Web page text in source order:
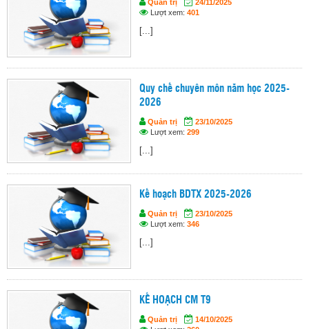
Quản trị
24/11/2025
Lượt xem: 401
[...]
Quy chế chuyên môn năm học 2025-
2026
Quản trị
23/10/2025
Lượt xem: 299
[...]
Kế hoạch BDTX 2025-2026
Quản trị
23/10/2025
Lượt xem: 346
[...]
KẾ HOẠCH CM T9
Quản trị
14/10/2025